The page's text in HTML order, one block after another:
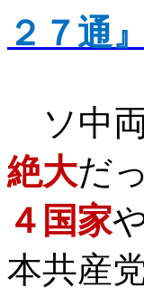
２７通』
ソ中
絶大だ
４国家
本共産